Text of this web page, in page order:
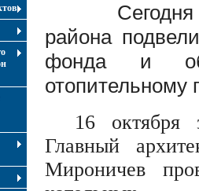
района
фонда и
отопительному
16 октября
Главный
Мироничев